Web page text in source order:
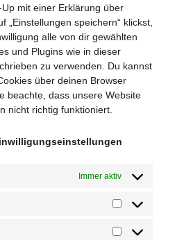
mit einer Erklärung über
„Einstellungen speichern“ klickst,
alle von dir gewählten
und Plugins wie in dieser
zu verwenden. Du kannst
über deinen Browser
beachte, dass unsere Website
nicht richtig funktioniert.
Immer aktiv
Statistiken
Marketing